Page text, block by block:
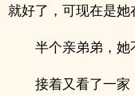
就好了，可现在是她
半个亲弟弟，她
接着又看了一家